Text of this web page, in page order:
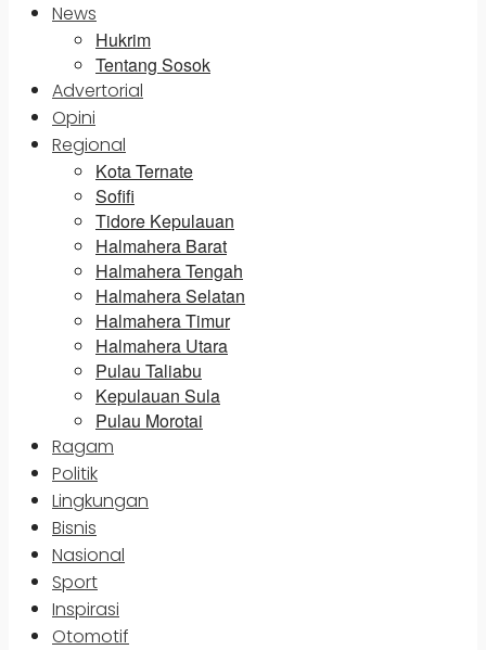
News
Hukrim
Tentang Sosok
Advertorial
Opini
Regional
Kota Ternate
Sofifi
Tidore Kepulauan
Halmahera Barat
Halmahera Tengah
Halmahera Selatan
Halmahera Timur
Halmahera Utara
Pulau Taliabu
Kepulauan Sula
Pulau Morotai
Ragam
Politik
Lingkungan
Bisnis
Nasional
Sport
Inspirasi
Otomotif